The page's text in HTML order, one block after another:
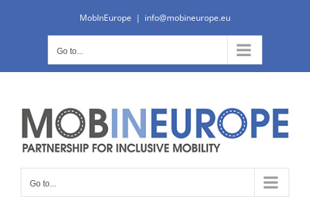
MobInEurope | info@mobineurope.eu
Go to...
Go to...